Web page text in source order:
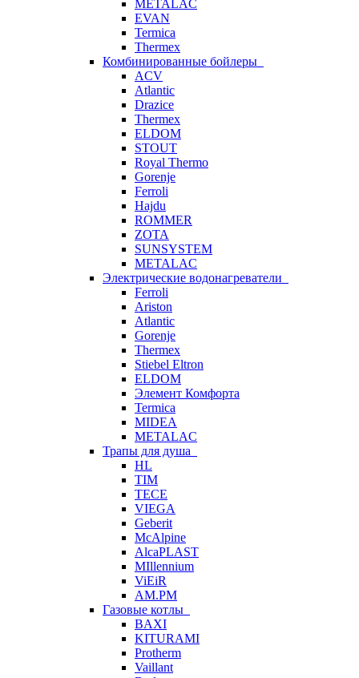
METALAC
EVAN
Termica
Thermex
Комбинированные бойлеры
ACV
Atlantic
Drazice
Thermex
ELDOM
STOUT
Royal Thermo
Gorenje
Ferroli
Hajdu
ROMMER
ZOTA
SUNSYSTEM
METALAC
Электрические водонагреватели
Ferroli
Ariston
Atlantic
Gorenje
Thermex
Stiebel Eltron
ELDOM
Элемент Комфорта
Termica
MIDEA
METALAC
Трапы для душа
HL
TIM
TECE
VIEGA
Geberit
McAlpine
AlcaPLAST
MIllennium
ViEiR
AM.PM
Газовые котлы
BAXI
KITURAMI
Protherm
Vaillant